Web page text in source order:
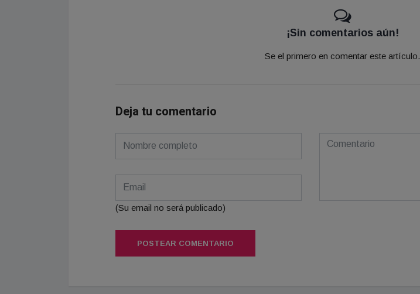
¡Sin comentarios aún!
Se el primero en comentar este artículo.
Deja tu comentario
(Su email no será publicado)
POSTEAR COMENTARIO